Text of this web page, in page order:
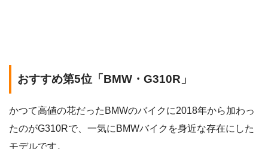
おすすめ第5位「BMW・G310R」
かつて高値の花だったBMWのバイクに2018年から加わっ
たのがG310Rで、一気にBMWバイクを身近な存在にした
モデルです。